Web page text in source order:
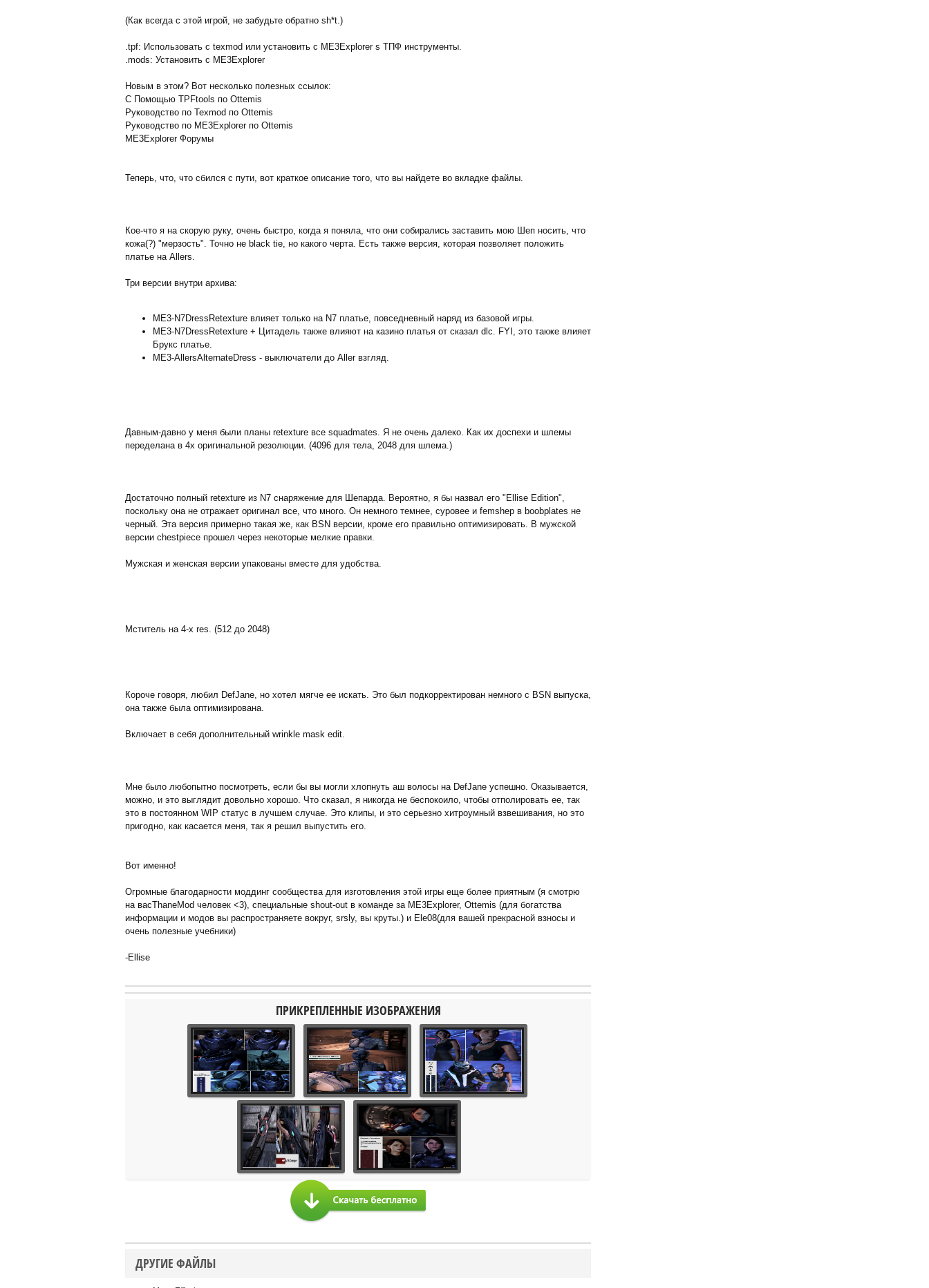
(Как всегда с этой игрой, не забудьте обратно sh*t.)
.tpf: Использовать с texmod или установить с ME3Explorer s ТПФ инструменты.
.mods: Установить с ME3Explorer
Новым в этом? Вот несколько полезных ссылок:
С Помощью TPFtools по Ottemis
Руководство по Texmod по Ottemis
Руководство по ME3Explorerпо Ottemis
ME3Explorer Форумы
Теперь, что, что сбился с пути, вот краткое описание того, что вы найдете во вкладке файлы.
Кое-что я на скорую руку, очень быстро, когда я поняла, что они собирались заставить мою Шеп носить, что
кожа(?) "мерзость". Точно не black tie, но какого черта. Есть также версия, которая позволяет положить
платье на Allers.
Три версии внутри архива:
ME3-N7DressRetexture влияет только на N7 платье, повседневный наряд из базовой игры.
ME3-N7DressRetexture + Цитадель также влияют на казино платья от сказал dlc. FYI, это также влияет
Брукс платье.
ME3-AllersAlternateDress - выключатели до Aller взгляд.
Давным-давно у меня были планы retexture все squadmates. Я не очень далеко. Как их доспехи и шлемы
переделана в 4х оригинальной резолюции. (4096 для тела, 2048 для шлема.)
Достаточно полный retexture из N7 снаряжение для Шепарда. Вероятно, я бы назвал его "Ellise Edition",
поскольку она не отражает оригинал все, что много. Он немного темнее, суровее и femshep в boobplates не
черный. Эта версия примерно такая же, как BSN версии, кроме его правильно оптимизировать. В мужской
версии chestpiece прошел через некоторые мелкие правки.
Мужская и женская версии упакованы вместе для удобства.
Мститель на 4-x res. (512 до 2048)
Короче говоря, любил DefJane, но хотел мягче ее искать. Это был подкорректирован немного с BSN выпуска,
она также была оптимизирована.
Включает в себя дополнительный wrinkle mask edit.
Мне было любопытно посмотреть, если бы вы могли хлопнуть аш волосы на DefJane успешно. Оказывается,
можно, и это выглядит довольно хорошо. Что сказал, я никогда не беспокоило, чтобы отполировать ее, так
это в постоянном WIP статус в лучшем случае. Это клипы, и это серьезно хитроумный взвешивания, но это
пригодно, как касается меня, так я решил выпустить его.
Вот именно!
Огромные благодарности моддинг сообщества для изготовления этой игры еще более приятным (я смотрю
на васThaneMod человек <3), специальные shout-out в команде за ME3Explorer, Ottemis (для богатства
информации и модов вы распространяете вокруг, srsly, вы круты.) и Ele08(для вашей прекрасной взносы и
очень полезные учебники)
-Ellise
ПРИКРЕПЛЕННЫЕ ИЗОБРАЖЕНИЯ
ДРУГИЕ ФАЙЛЫ